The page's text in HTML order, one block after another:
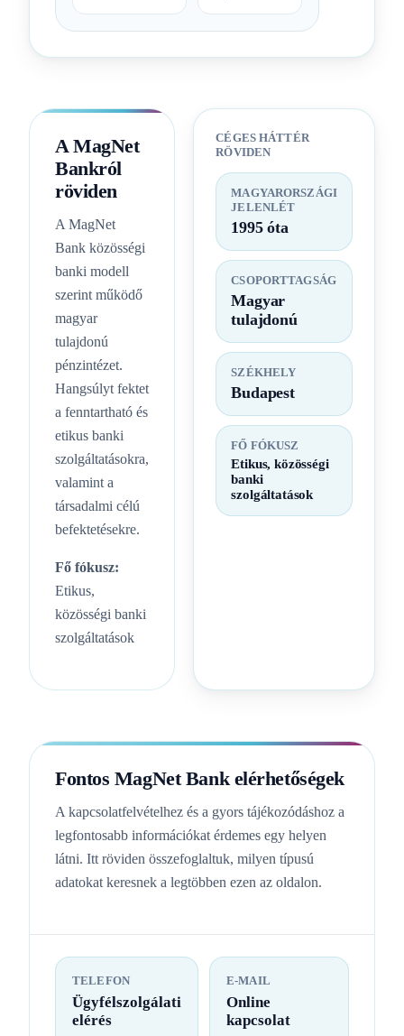
A MagNet
Bankról
röviden
A MagNet
Bank közösségi
banki modell
szerint működő
magyar
tulajdonú
pénzintézet.
Hangsúlyt fektet
a fenntartható és
etikus banki
szolgáltatásokra,
valamint a
társadalmi célú
befektetésekre.
Fő fókusz:
Etikus,
közösségi banki
szolgáltatások
CÉGES HÁTTÉR
RÖVIDEN
MAGYARORSZÁGI
JELENLÉT
1995 óta
CSOPORTTAGSÁG
Magyar
tulajdonú
SZÉKHELY
Budapest
FŐ FÓKUSZ
Etikus, közösségi
banki
szolgáltatások
Fontos MagNet Bank elérhetőségek
A kapcsolatfelvételhez és a gyors tájékozódáshoz a
legfontosabb információkat érdemes egy helyen
látni. Itt röviden összefoglaltuk, milyen típusú
adatokat keresnek a legtöbben ezen az oldalon.
TELEFON
Ügyfélszolgálati
elérés
E-MAIL
Online
kapcsolat